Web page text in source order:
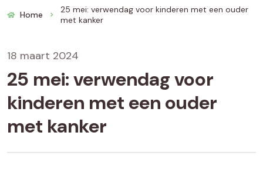
Home chevron_right
25 mei: verwendag voor kinderen met een ouder
met kanker
25 mei: verwendag voor
kinderen met een ouder
met kanker
18 maart 2024